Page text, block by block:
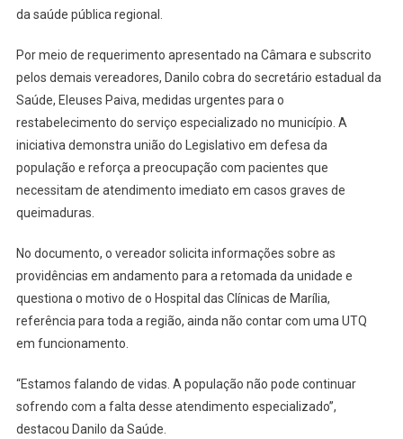
da saúde pública regional.
Por meio de requerimento apresentado na Câmara e subscrito
pelos demais vereadores, Danilo cobra do secretário estadual da
Saúde, Eleuses Paiva, medidas urgentes para o
restabelecimento do serviço especializado no município. A
iniciativa demonstra união do Legislativo em defesa da
população e reforça a preocupação com pacientes que
necessitam de atendimento imediato em casos graves de
queimaduras.
No documento, o vereador solicita informações sobre as
providências em andamento para a retomada da unidade e
questiona o motivo de o Hospital das Clínicas de Marília,
referência para toda a região, ainda não contar com uma UTQ
em funcionamento.
“Estamos falando de vidas. A população não pode continuar
sofrendo com a falta desse atendimento especializado”,
destacou Danilo da Saúde.